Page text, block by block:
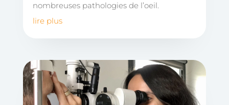
nombreuses pathologies de l’oeil.
lire plus